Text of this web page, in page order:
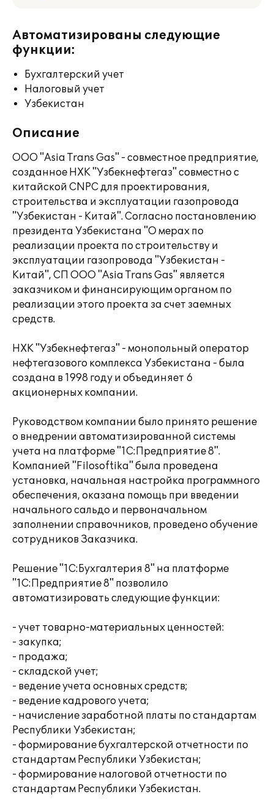
Автоматизированы следующие
функции:
Бухгалтерский учет
Налоговый учет
Узбекистан
Описание
ООО "Asia Trans Gas" - совместное предприятие,
созданное НХК "Узбекнефтегаз" совместно с
китайской CNPC для проектирования,
строительства и эксплуатации газопровода
"Узбекистан - Китай". Согласно постановлению
президента Узбекистана "О мерах по
реализации проекта по строительству и
эксплуатации газопровода "Узбекистан -
Китай", СП ООО "Asia Trans Gas" является
заказчиком и финансирующим органом по
реализации этого проекта за счет заемных
средств.
НХК "Узбекнефтегаз" - монопольный оператор
нефтегазового комплекса Узбекистана - была
создана в 1998 году и объединяет 6
акционерных компании.
Руководством компании было принято решение
о внедрении автоматизированной системы
учета на платформе "1С:Предприятие 8".
Компанией "Filosoftika" была проведена
установка, начальная настройка программного
обеспечения, оказана помощь при введении
начального сальдо и первоначальном
заполнении справочников, проведено обучение
сотрудников Заказчика.
Решение "1С:Бухгалтерия 8" на платформе
"1С:Предприятие 8" позволило
автоматизировать следующие функции:
- учет товарно-материальных ценностей:
- закупка;
- продажа;
- складской учет;
- ведение учета основных средств;
- ведение кадрового учета;
- начисление заработной платы по стандартам
Республики Узбекистан;
- формирование бухгалтерской отчетности по
стандартам Республики Узбекистан;
- формирование налоговой отчетности по
стандартам Республики Узбекистан.